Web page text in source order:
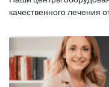
качественного лечения